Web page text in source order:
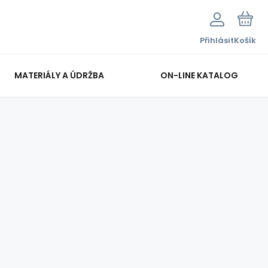
PřihlásitKošík
MATERIÁLY A ÚDRŽBA ON-LINE KATALOG